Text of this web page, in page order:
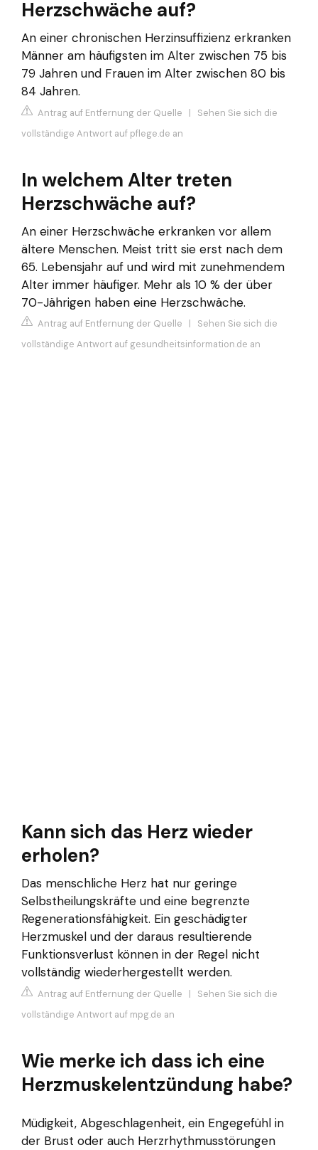
Herzschwäche auf?
An einer chronischen Herzinsuffizienz erkranken
Männer am häufigsten im Alter zwischen 75 bis
79 Jahren und Frauen im Alter zwischen 80 bis
84 Jahren.
Antrag auf Entfernung der Quelle | Sehen Sie sich die
vollständige Antwort auf pflege.de an
In welchem Alter treten
Herzschwäche auf?
An einer Herzschwäche erkranken vor allem
ältere Menschen. Meist tritt sie erst nach dem
65. Lebensjahr auf und wird mit zunehmendem
Alter immer häufiger. Mehr als 10 % der über
70-Jährigen haben eine Herzschwäche.
Antrag auf Entfernung der Quelle | Sehen Sie sich die
vollständige Antwort auf gesundheitsinformation.de an
Kann sich das Herz wieder
erholen?
Das menschliche Herz hat nur geringe
Selbstheilungskräfte und eine begrenzte
Regenerationsfähigkeit. Ein geschädigter
Herzmuskel und der daraus resultierende
Funktionsverlust können in der Regel nicht
vollständig wiederhergestellt werden.
Antrag auf Entfernung der Quelle | Sehen Sie sich die
vollständige Antwort auf mpg.de an
Wie merke ich dass ich eine
Herzmuskelentzündung habe?
Müdigkeit, Abgeschlagenheit, ein Engegefühl in
der Brust oder auch Herzrhythmusstörungen